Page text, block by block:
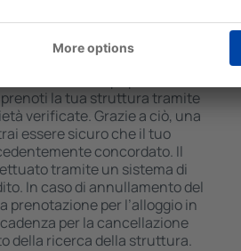
Bavarian Alps?
in Bavarian Alps possono
la tua struttura tramite
verificate. Grazie a ciò, una
essere sicuro che il tuo
concordato. Il
tramite un sistema di
In caso di annullamento del
prenotazione per l’alloggio in
per la cancellazione
della ricerca della struttura.